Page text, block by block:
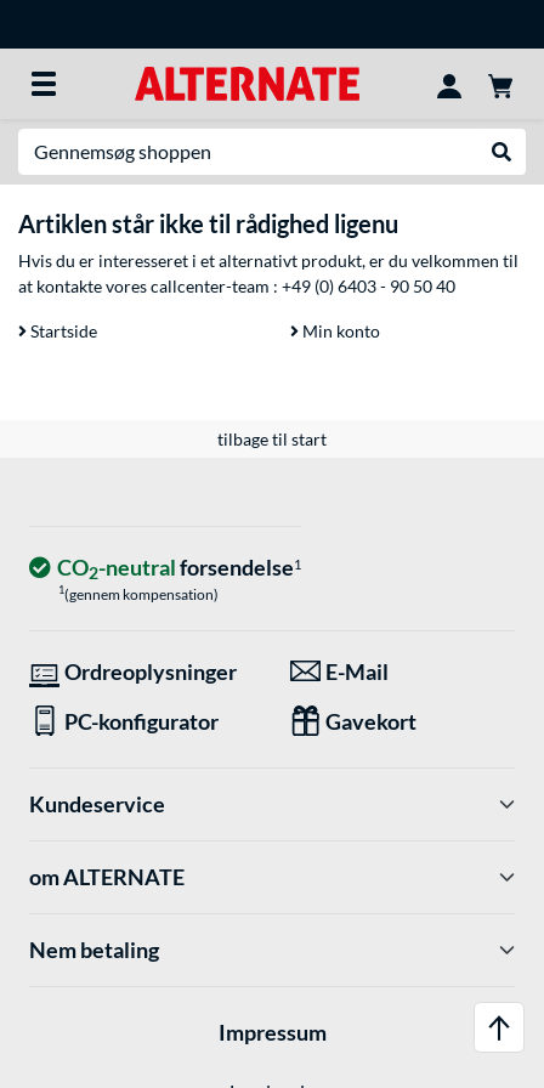
Artiklen står ikke til rådighed ligenu
Hvis du er interesseret i et alternativt produkt, er du velkommen til
at kontakte vores callcenter-team : +49 (0) 6403 - 90 50 40
Startside Min konto
tilbage til start
CO2-neutralforsendelse1
1(gennem kompensation)
Ordreoplysninger
E-Mail
PC-konfigurator
Gavekort
Kundeservice
om ALTERNATE
Nem betaling
Impressum